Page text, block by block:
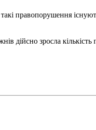
правопорушення
дійсно зросла